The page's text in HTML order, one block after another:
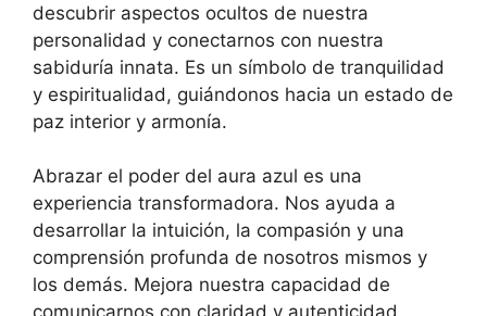
descubrir aspectos ocultos de nuestra
personalidad y conectarnos con nuestra
sabiduría innata. Es un símbolo de tranquilidad
y espiritualidad, guiándonos hacia un estado de
paz interior y armonía.
Abrazar el poder del aura azul es una
experiencia transformadora. Nos ayuda a
desarrollar la intuición, la compasión y una
comprensión profunda de nosotros mismos y
los demás. Mejora nuestra capacidad de